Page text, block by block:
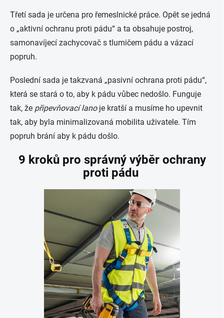
Třetí sada je určena pro řemeslnické práce. Opět se jedná
o „aktivní ochranu proti pádu“ a ta obsahuje postroj,
samonavíjecí zachycovač s tlumičem pádu a vázací
popruh.
Poslední sada je takzvaná „pasivní ochrana proti pádu“,
která se stará o to, aby k pádu vůbec nedošlo. Funguje
tak, že připevňovací lanoje kratší a musíme ho upevnit
tak, aby byla minimalizovaná mobilita uživatele. Tím
popruh brání aby k pádu došlo.
9 kroků pro správný výběr ochrany
proti pádu